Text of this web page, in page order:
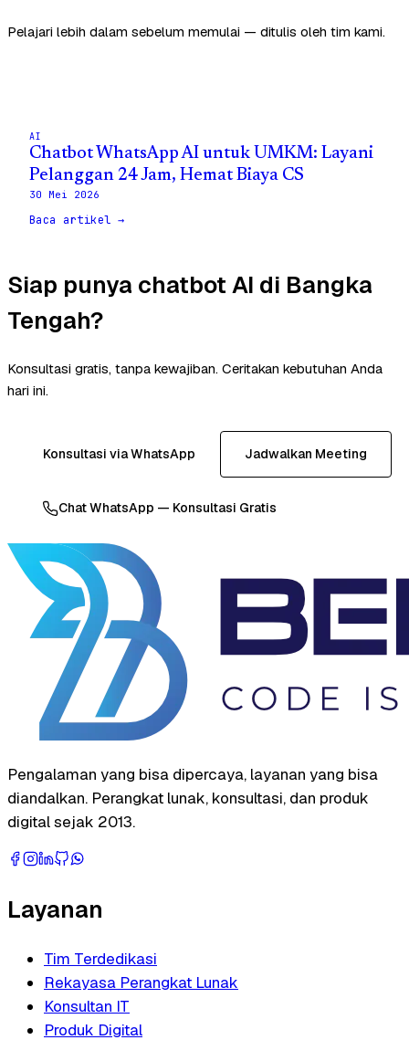
Pelajari lebih dalam sebelum memulai — ditulis oleh tim kami.
AI
Chatbot WhatsApp AI untuk UMKM: Layani
Pelanggan 24 Jam, Hemat Biaya CS
30 Mei 2026
Baca artikel →
Siap punya chatbot AI di Bangka
Tengah?
Konsultasi gratis, tanpa kewajiban. Ceritakan kebutuhan Anda
hari ini.
Konsultasi via WhatsApp Jadwalkan Meeting
Chat WhatsApp — Konsultasi Gratis
Pengalaman yang bisa dipercaya, layanan yang bisa
diandalkan. Perangkat lunak, konsultasi, dan produk
digital sejak 2013.
Layanan
Tim Terdedikasi
Rekayasa Perangkat Lunak
Konsultan IT
Produk Digital